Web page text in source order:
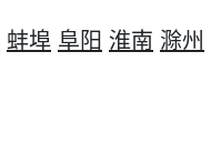
蚌埠 阜阳 淮南 滁州